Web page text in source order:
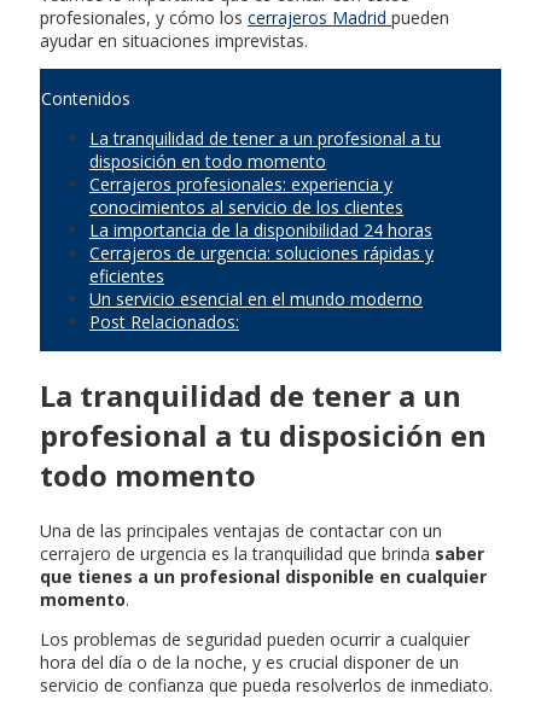
profesionales, y cómo los cerrajeros Madrid pueden
ayudar en situaciones imprevistas.
Contenidos
La tranquilidad de tener a un profesional a tu
disposición en todo momento
Cerrajeros profesionales: experiencia y
conocimientos al servicio de los clientes
La importancia de la disponibilidad 24 horas
Cerrajeros de urgencia: soluciones rápidas y
eficientes
Un servicio esencial en el mundo moderno
Post Relacionados:
La tranquilidad de tener a un
profesional a tu disposición en
todo momento
Una de las principales ventajas de contactar con un
cerrajero de urgencia es la tranquilidad que brinda saber
que tienes a un profesional disponible en cualquier
momento.
Los problemas de seguridad pueden ocurrir a cualquier
hora del día o de la noche, y es crucial disponer de un
servicio de confianza que pueda resolverlos de inmediato.